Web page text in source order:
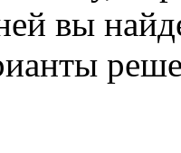
вы